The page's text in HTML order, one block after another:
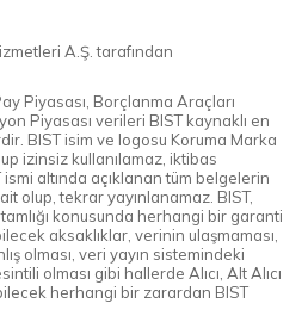
A.Ş. tarafından
Piyasası, Borçlanma Araçları
Piyasası verileri BIST kaynaklı en
BIST isim ve logosu Koruma Marka
izinsiz kullanılamaz, iktibas
altında açıklanan tüm belgelerin
olup, tekrar yayınlanamaz. BIST,
konusunda herhangi bir garanti
aksaklıklar, verinin ulaşmaması,
olması, veri yayın sistemindeki
olması gibi hallerde Alıcı, Alt Alıcı
herhangi bir zarardan BIST